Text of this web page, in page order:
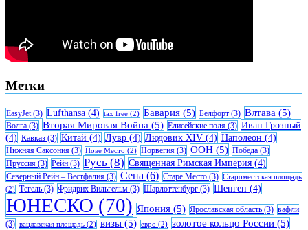
Метки
EasyJet(3) Lufthansa (4) tax free (2) Бавария (5) Белфорт (3) Влтава (5)
Волга (3) Вторая Мировая Война (5) Елисейские поля (3) Иван Грозный
(4) Кавказ (3) Китай (4) Лувр (4) Людовик XIV (4) Наполеон (4)
Нижняя Саксония (3) Нове Место (2) Норвегия (3) ООН (5) Победа (3)
Пруссия (3) Рейн (3) Русь (8) Священная Римская Империя (4)
Северный Рейн – Вестфалия (3) Сена (6) Старе Место (3) Староместская площадь
(2) Тегель (3) Фридрих Вильгельм (3) Шарлоттенбург (3) Шенген (4)
ЮНЕСКО (70) Япония (5) Ярославская область (3) вафли
(3) вацлавская площадь (2) визы (5) евро (2) золотое кольцо России (5)